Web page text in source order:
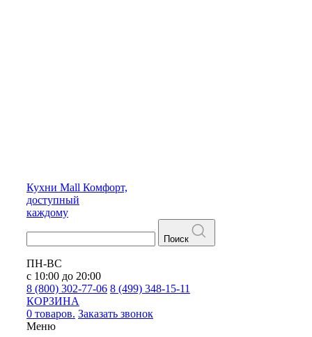
Кухни Mall Комфорт,
доступный
каждому
Поиск
ПН-ВС
с 10:00 до 20:00
8 (800) 302-77-06 8 (499) 348-15-11
КОРЗИНА
0 товаров. Заказать звонок
Меню